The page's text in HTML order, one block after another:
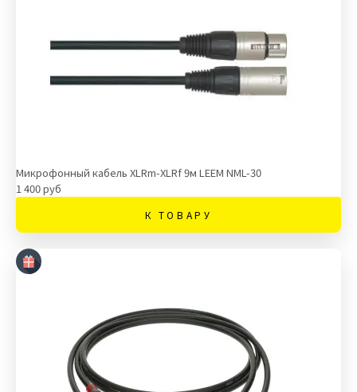
Микрофонный кабель XLRm-XLRf 9м LEEM NML-30
1 400 руб
К ТОВАРУ